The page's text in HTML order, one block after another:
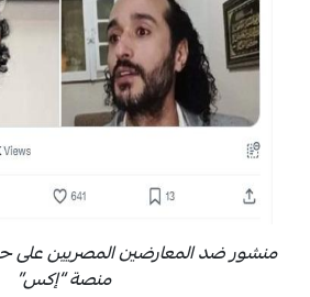
منشور ضد المعارضين المصريين على
منصة “إكس”